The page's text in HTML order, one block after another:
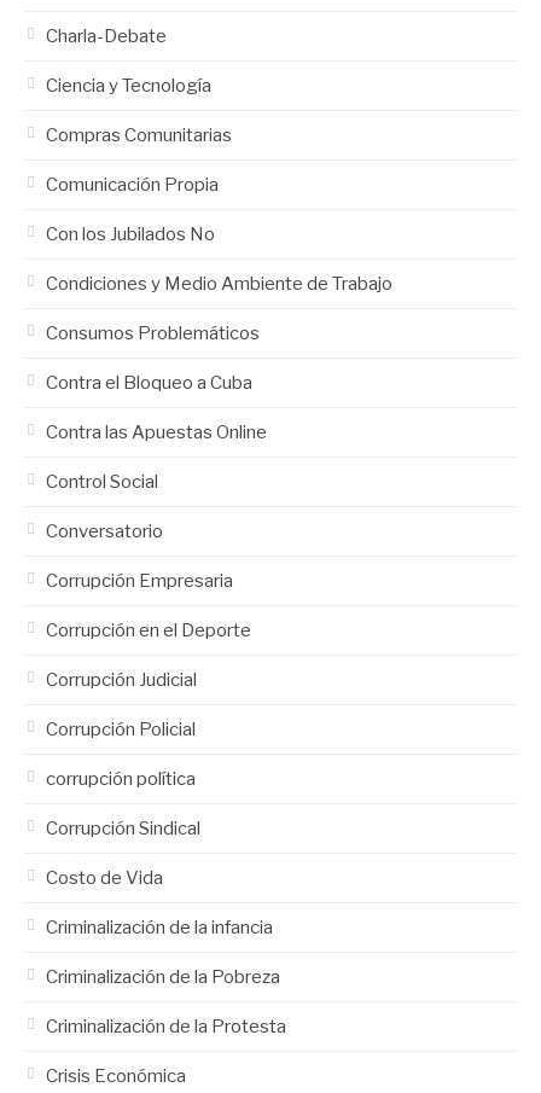
Charla-Debate
Ciencia y Tecnología
Compras Comunitarias
Comunicación Propia
Con los Jubilados No
Condiciones y Medio Ambiente de Trabajo
Consumos Problemáticos
Contra el Bloqueo a Cuba
Contra las Apuestas Online
Control Social
Conversatorio
Corrupción Empresaria
Corrupción en el Deporte
Corrupción Judicial
Corrupción Policial
corrupción política
Corrupción Sindical
Costo de Vida
Criminalización de la infancia
Criminalización de la Pobreza
Criminalización de la Protesta
Crisis Económica